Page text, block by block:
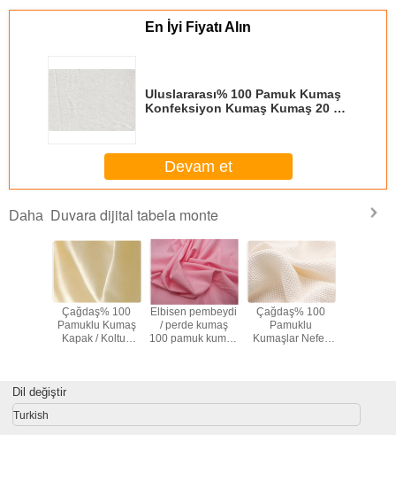
En İyi Fiyatı Alın
Uluslararası% 100 Pamuk Kumaş
Konfeksiyon Kumaş Kumaş 20 *
Devam et
Daha Duvara dijital tabela monte
Çağdaş% 100
Pamuklu Kumaş
Kapak / Koltuk
Elbisen pembeydi
/ perde kumaş
100 pamuk kumaş
Çağdaş% 100
Pamuklu
Kumaşlar Nefes
Dil değiştir
Turkish